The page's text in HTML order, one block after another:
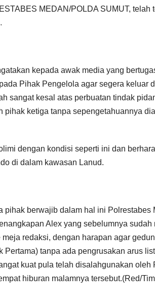
MEDAN/POLDA SUMUT,
kepada awak media yang
Pihak Pengelola agar segera keluar
sangat kesal atas perbuatan tindak
pihak ketiga tanpa sepengetahuannya
dengan kondisi seperti ini dan
di dalam kawasan Lanud.
pihak berwajib dalam hal ini
Alex yang sebelumnya
meja redaksi, dengan harapan agar
Pertama) tanpa ada pengrusakan arus
kuat pula telah disalahgunakan
hiburan malamnya tersebut.(Red/